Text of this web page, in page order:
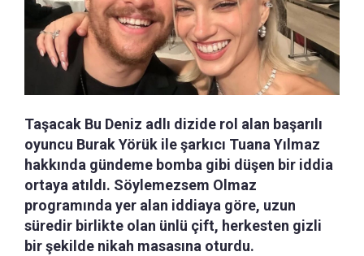
Taşacak Bu Deniz adlı dizide rol alan başarılı
oyuncu Burak Yörük ile şarkıcı Tuana Yılmaz
hakkında gündeme bomba gibi düşen bir iddia
ortaya atıldı. Söylemezsem Olmaz
programında yer alan iddiaya göre, uzun
süredir birlikte olan ünlü çift, herkesten gizli
bir şekilde nikah masasına oturdu.